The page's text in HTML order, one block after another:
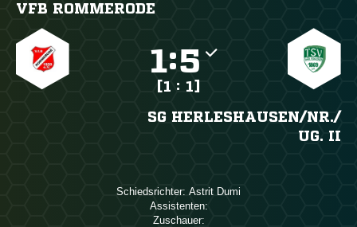
VFB ROMMERODE
:
[1 : 1]
SG HERLESHAUSEN/​NR./​
UG. II
Schiedsrichter:  
Assistenten:
Zuschauer: